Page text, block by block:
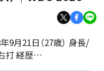
9月21日（27歳） 身長/
打 経歴…